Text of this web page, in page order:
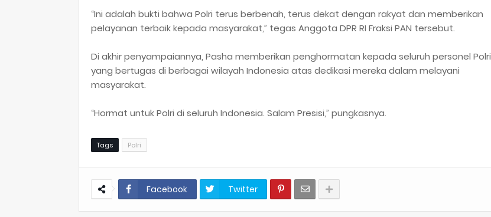
“Ini adalah bukti bahwa Polri terus berbenah, terus dekat dengan rakyat dan memberikan
pelayanan terbaik kepada masyarakat,” tegas Anggota DPR RI Fraksi PAN tersebut.
Di akhir penyampaiannya, Pasha memberikan penghormatan kepada seluruh personel Polri
yang bertugas di berbagai wilayah Indonesia atas dedikasi mereka dalam melayani
masyarakat.
“Hormat untuk Polri di seluruh Indonesia. Salam Presisi,” pungkasnya.
Tags Polri
Facebook Twitter